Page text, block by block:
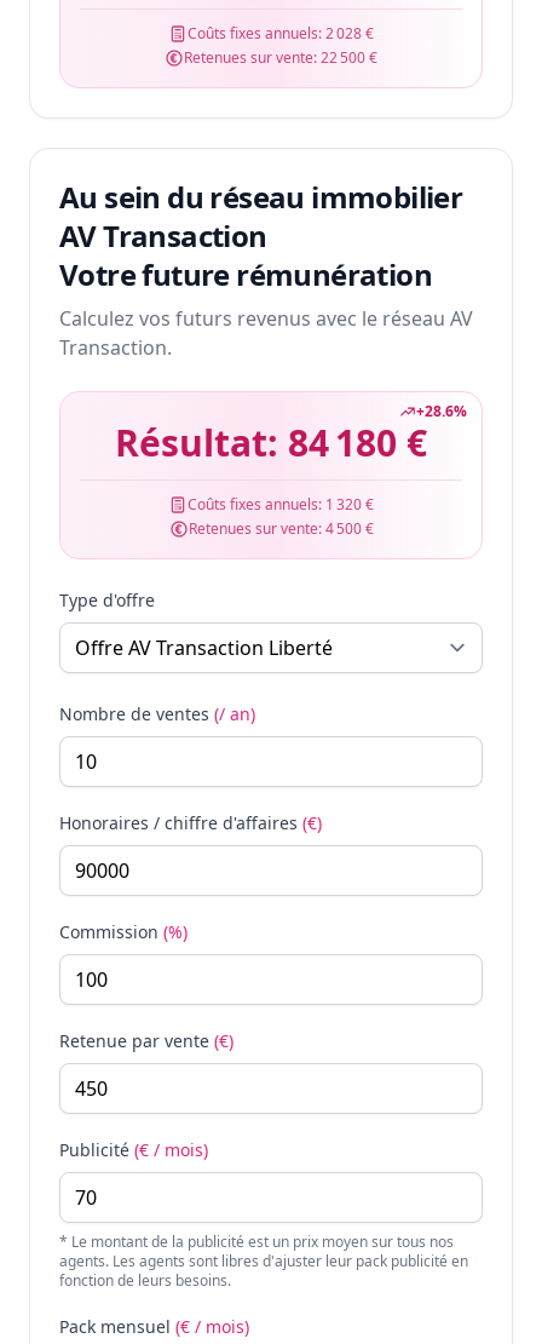
Coûts fixes annuels:2 028 €
Retenues sur vente:22 500 €
Au sein du réseau immobilier
AV Transaction
Votre future rémunération
Calculez vos futurs revenus avec le réseau AV
Transaction.
+28.6%
Résultat: 84 180 €
Coûts fixes annuels: 1 320 €
Retenues sur vente:4 500 €
Type d'offre
Nombre de ventes (/ an)
Honoraires / chiffre d'affaires (€)
Commission (%)
Retenue par vente (€)
Publicité (€ / mois)
* Le montant de la publicité est un prix moyen sur tous nos
agents. Les agents sont libres d'ajuster leur pack publicité en
fonction de leurs besoins.
Pack mensuel (€ / mois)